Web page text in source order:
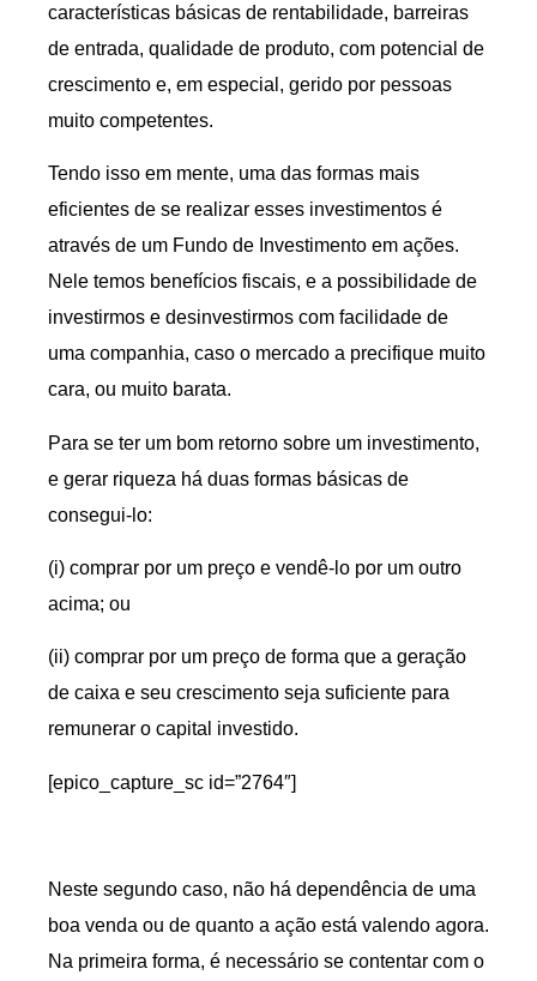
características básicas de rentabilidade, barreiras
de entrada, qualidade de produto, com potencial de
crescimento e, em especial, gerido por pessoas
muito competentes.
Tendo isso em mente, uma das formas mais
eficientes de se realizar esses investimentos é
através de um Fundo de Investimento em ações.
Nele temos benefícios fiscais, e a possibilidade de
investirmos e desinvestirmos com facilidade de
uma companhia, caso o mercado a precifique muito
cara, ou muito barata.
Para se ter um bom retorno sobre um investimento,
e gerar riqueza há duas formas básicas de
consegui-lo:
(i) comprar por um preço e vendê-lo por um outro
acima; ou
(ii) comprar por um preço de forma que a geração
de caixa e seu crescimento seja suficiente para
remunerar o capital investido.
[epico_capture_sc id=”2764″]
Neste segundo caso, não há dependência de uma
boa venda ou de quanto a ação está valendo agora.
Na primeira forma, é necessário se contentar com o